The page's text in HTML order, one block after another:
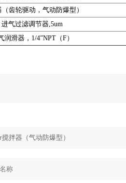
齿轮驱动，气动防爆型）
进气过滤调节器,5um
润滑器，1/4”NPT（F）